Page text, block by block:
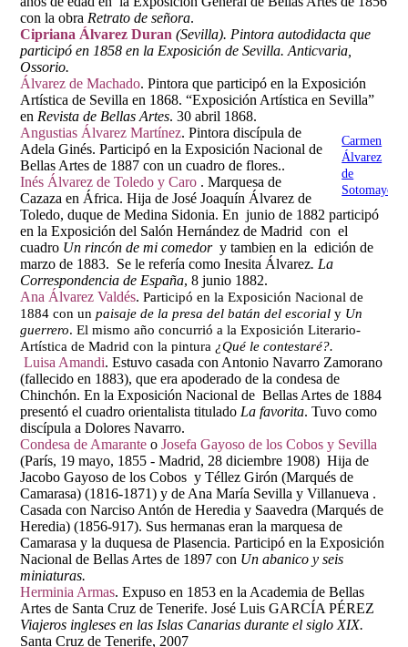
con la obra Retrato de señora.
Cipriana Álvarez Duran (Sevilla). Pintora autodidacta que
participó en 1858 en la Exposición de Sevilla. Anticvaria,
Ossorio.
Álvarez de Machado. Pintora que participó en la Exposición
Artística de Sevilla en 1868. “Exposición Artística en Sevilla”
en Revista de Bellas Artes. 30 abril 1868.
Carmen
Álvarez
de
Sotomayor
Angustias Álvarez Martínez.Pintora discípula de
Adela Ginés. Participó en la Exposición Nacional de
Bellas Artes de 1887 con un cuadro de flores..
Inés Álvarez de Toledo y Caro . Marquesa de
Cazaza en África.Hija de José Joaquín Álvarez de
Toledo, duque de Medina Sidonia. En junio de 1882 participó
en la Exposición del Salón Hernández de Madrid con el
cuadro Un rincón de mi comedory tambien en la edición de
marzo de 1883. Se le refería como Inesita Álvarez. La
Correspondencia de España, 8 junio 1882.
Ana Álvarez Valdés.Participó en la Exposición Nacional de
1884 con unpaisaje de la presa del batán del escorial y Un
guerrero. El mismo año concurrió a la Exposición Literario-
Artística de Madrid con la pintura¿Qué le contestaré?.
Luisa Amandi. Estuvo casada con Antonio Navarro Zamorano
(fallecido en 1883), que era apoderado de la condesa de
Chinchón. En la Exposición Nacional de Bellas Artes de 1884
presentó el cuadro orientalista titulado La favorita. Tuvo como
discípula a Dolores Navarro.
Condesa de Amarante oJosefa Gayoso de los Cobos y Sevilla
(París, 19 mayo, 1855 - Madrid, 28 diciembre 1908) Hija de
Jacobo Gayoso de los Cobos y Téllez Girón (Marqués de
Camarasa) (1816-1871) y de Ana María Sevilla y Villanueva .
Casada con Narciso Antón de Heredia y Saavedra (Marqués de
Heredia) (1856-917). Sus hermanas eran la marquesa de
Camarasa y la duquesa de Plasencia. Participó en la Exposición
Nacional de Bellas Artes de 1897 con Un abanico y seis
miniaturas.
Herminia Armas. Expuso en 1853 en la Academia de Bellas
Artes de Santa Cruz de Tenerife. José Luis GARCÍA PÉREZ
Viajeros ingleses en las Islas Canarias durante el siglo XIX.
Santa Cruz de Tenerife, 2007